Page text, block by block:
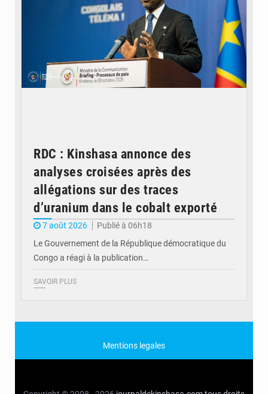
RDC : Kinshasa annonce des
analyses croisées après des
allégations sur des traces
d’uranium dans le cobalt exporté
7 août 2026
Publié à 06h18
Le Gouvernement de la République démocratique du
Congo a réagi à la publication…
SAVOIR PLUS
Mentions legales